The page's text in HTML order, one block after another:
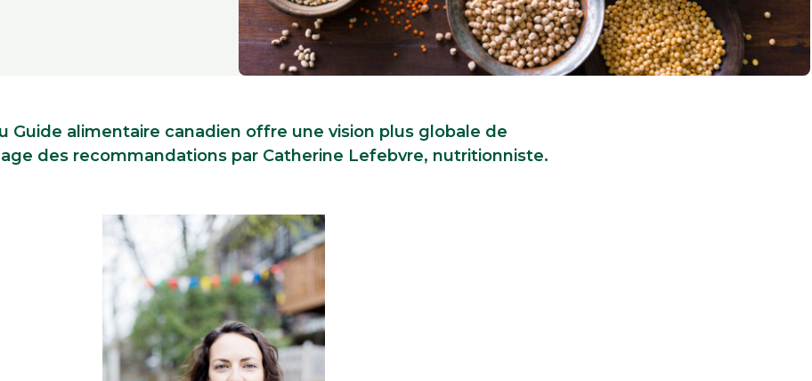
Guide alimentaire canadien offre une vision plus globale de
des recommandations par Catherine Lefebvre, nutritionniste.